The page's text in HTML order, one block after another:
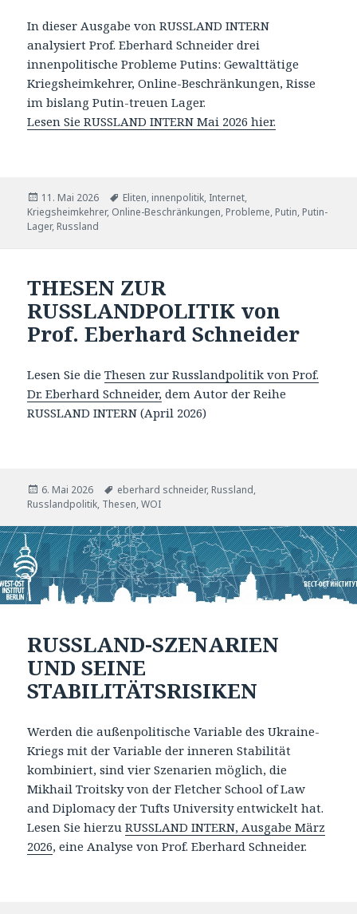
In dieser Ausgabe von RUSSLAND INTERN
analysiert Prof. Eberhard Schneider drei
innenpolitische Probleme Putins: Gewalttätige
Kriegsheimkehrer, Online-Beschränkungen, Risse
im bislang Putin-treuen Lager.
Lesen Sie RUSSLAND INTERN Mai 2026 hier.
Veröffentlicht
am
11. Mai 2026 Tags
Eliten, innenpolitik, Internet,
Kriegsheimkehrer, Online-Beschränkungen, Probleme, Putin, Putin-
Lager, Russland
THESEN ZUR
RUSSLANDPOLITIK von
Prof. Eberhard Schneider
Lesen Sie dieThesen zur Russlandpolitik von Prof.
Dr. Eberhard Schneider, dem Autor der Reihe
RUSSLAND INTERN (April 2026)
Veröffentlicht
am
6. Mai 2026 Tags
eberhard schneider, Russland,
Russlandpolitik, Thesen,WOI
RUSSLAND-SZENARIEN
UND SEINE
STABILITÄTSRISIKEN
Werden die außenpolitische Variable des Ukraine-
Kriegs mit der Variable der inneren Stabilität
kombiniert, sind vier Szenarien möglich, die
Mikhail Troitsky von der Fletcher School of Law
and Diplomacy der Tufts University entwickelt hat.
Lesen Sie hierzuRUSSLAND INTERN, Ausgabe März
2026, eine Analyse von Prof. Eberhard Schneider.